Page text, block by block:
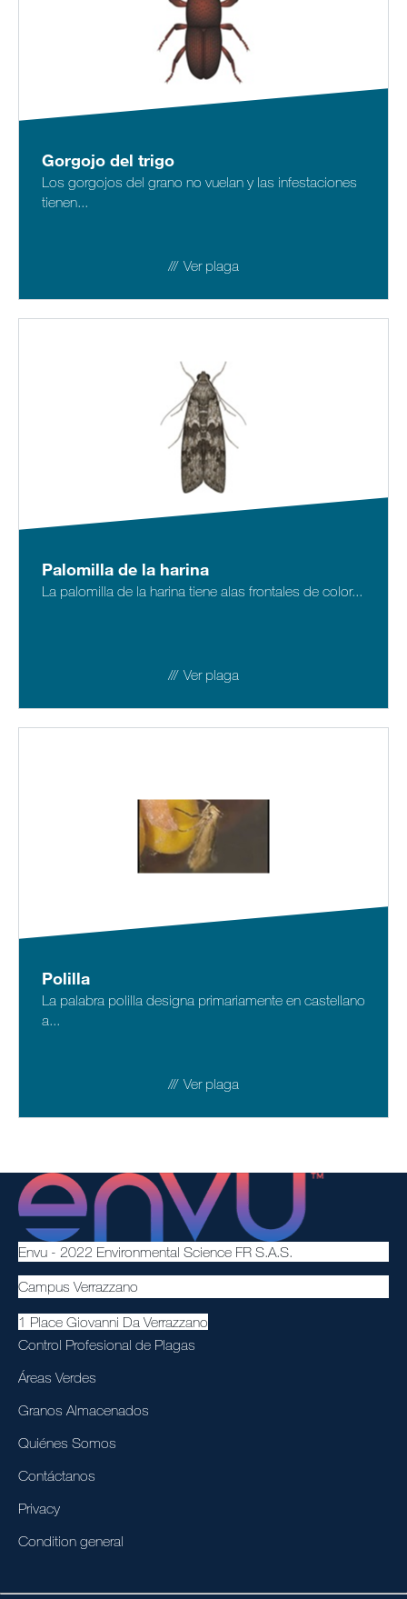
Gorgojo del trigo
Los gorgojos del grano no vuelan y las infestaciones
tienen...
Ver plaga
Palomilla de la harina
La palomilla de la harina tiene alas frontales de color...
Ver plaga
Polilla
La palabra polilla designa primariamente en castellano
a...
Ver plaga
Envu - 2022 Environmental Science FR S.A.S.
Campus Verrazzano
1 Place Giovanni Da Verrazzano
Control Profesional de Plagas
Áreas Verdes
Granos Almacenados
Quiénes Somos
Contáctanos
Privacy
Condition general